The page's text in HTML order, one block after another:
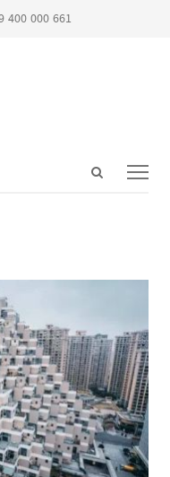
000 661
Open